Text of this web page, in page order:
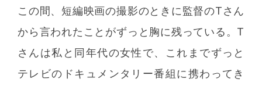
この間、短編映画の撮影のときに監督のTさん
から言われたことがずっと胸に残っている。T
さんは私と同年代の女性で、これまでずっと
テレビのドキュメンタリー番組に携わってき